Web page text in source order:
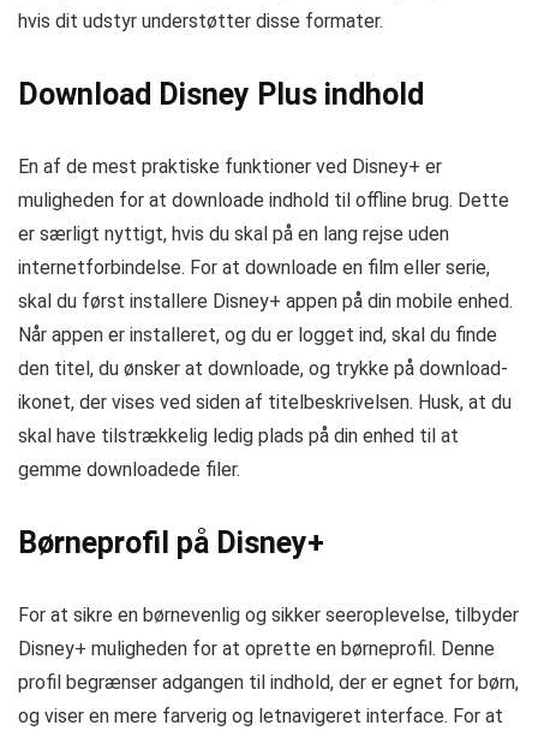
hvis dit udstyr understøtter disse formater.
Download Disney Plus indhold
En af de mest praktiske funktioner ved Disney+ er
muligheden for at downloade indhold til offline brug. Dette
er særligt nyttigt, hvis du skal på en lang rejse uden
internetforbindelse. For at downloade en film eller serie,
skal du først installere Disney+ appen på din mobile enhed.
Når appen er installeret, og du er logget ind, skal du finde
den titel, du ønsker at downloade, og trykke på download-
ikonet, der vises ved siden af titelbeskrivelsen. Husk, at du
skal have tilstrækkelig ledig plads på din enhed til at
gemme downloadede filer.
Børneprofil på Disney+
For at sikre en børnevenlig og sikker seeroplevelse, tilbyder
Disney+ muligheden for at oprette en børneprofil. Denne
profil begrænser adgangen til indhold, der er egnet for børn,
og viser en mere farverig og letnavigeret interface. For at